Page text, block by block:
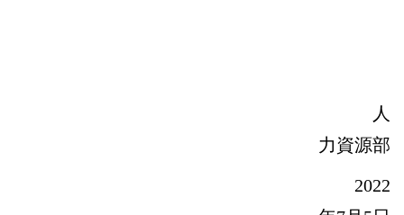
人
力資源部
2022